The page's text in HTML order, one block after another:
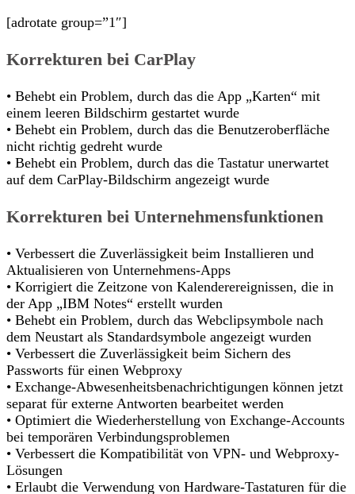
[adrotate group=”1″]
Korrekturen bei CarPlay
• Behebt ein Problem, durch das die App „Karten“ mit
einem leeren Bildschirm gestartet wurde
• Behebt ein Problem, durch das die Benutzeroberfläche
nicht richtig gedreht wurde
• Behebt ein Problem, durch das die Tastatur unerwartet
auf dem CarPlay-Bildschirm angezeigt wurde
Korrekturen bei Unternehmensfunktionen
• Verbessert die Zuverlässigkeit beim Installieren und
Aktualisieren von Unternehmens-Apps
• Korrigiert die Zeitzone von Kalenderereignissen, die in
der App „IBM Notes“ erstellt wurden
• Behebt ein Problem, durch das Webclipsymbole nach
dem Neustart als Standardsymbole angezeigt wurden
• Verbessert die Zuverlässigkeit beim Sichern des
Passworts für einen Webproxy
• Exchange-Abwesenheitsbenachrichtigungen können jetzt
separat für externe Antworten bearbeitet werden
• Optimiert die Wiederherstellung von Exchange-Accounts
bei temporären Verbindungsproblemen
• Verbessert die Kompatibilität von VPN- und Webproxy-
Lösungen
• Erlaubt die Verwendung von Hardware-Tastaturen für die